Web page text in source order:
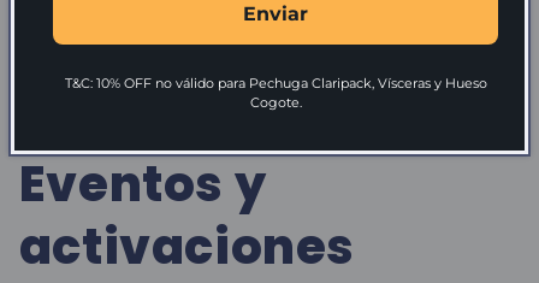
Eventos y
activaciones
Enviar
T&C: 10% OFF no válido para Pechuga Claripack, Vísceras y Hueso
Cogote.